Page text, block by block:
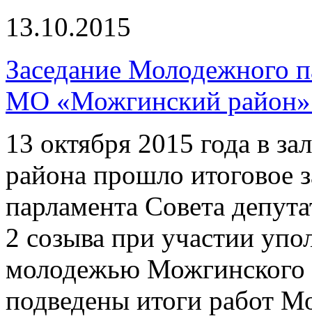
13.10.2015
Заседание Молодежного
МО «Можгинский район»
13 октября 2015 года в
района прошло итоговое
парламента Совета
2 созыва при участии
молодежью Можгинского
подведены итоги работ